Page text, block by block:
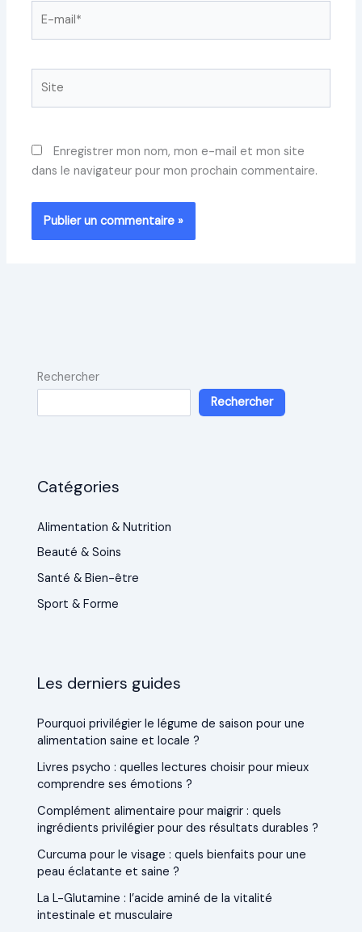
Enregistrer mon nom, mon e-mail et mon site
dans le navigateur pour mon prochain commentaire.
Rechercher
Rechercher
Catégories
Alimentation & Nutrition
Beauté & Soins
Santé & Bien-être
Sport & Forme
Les derniers guides
Pourquoi privilégier le légume de saison pour une
alimentation saine et locale ?
Livres psycho : quelles lectures choisir pour mieux
comprendre ses émotions ?
Complément alimentaire pour maigrir : quels
ingrédients privilégier pour des résultats durables ?
Curcuma pour le visage : quels bienfaits pour une
peau éclatante et saine ?
La L-Glutamine : l’acide aminé de la vitalité
intestinale et musculaire